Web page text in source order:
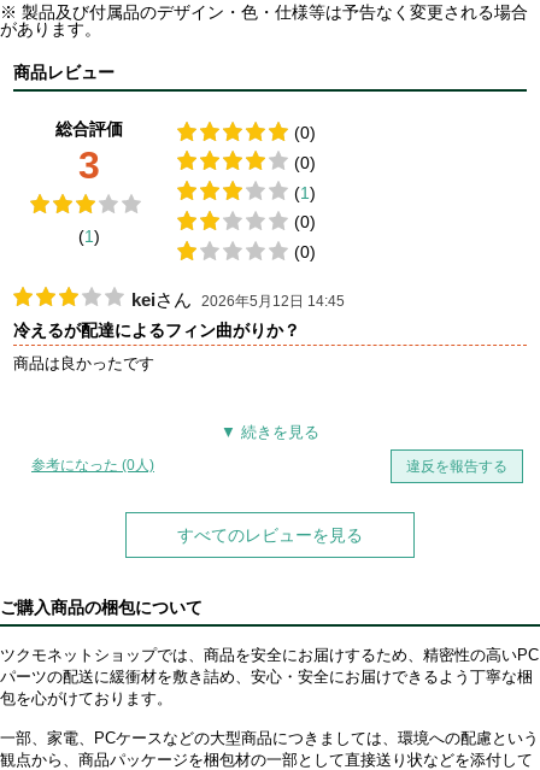
※ 製品及び付属品のデザイン・色・仕様等は予告なく変更される場合
があります。
商品レビュー
総合評価
3
(1)
(0)
(0)
(1)
(0)
(0)
keiさん 2026年5月12日 14:45
冷えるが配達によるフィン曲がりか？
商品は良かったです
参考になった (0人) 違反を報告する
すべてのレビューを見る
ご購入商品の梱包について
ツクモネットショップでは、商品を安全にお届けするため、精密性の高いPC
パーツの配送に緩衝材を敷き詰め、安心・安全にお届けできるよう丁寧な梱
包を心がけております。
一部、家電、PCケースなどの大型商品につきましては、環境への配慮という
観点から、商品パッケージを梱包材の一部として直接送り状などを添付して